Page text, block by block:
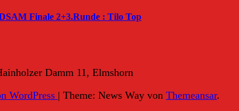
Finale 2+3.Runde : Tilo Top
Damm 11, Elmshorn
WordPress | Theme: News Way von Themeansar.